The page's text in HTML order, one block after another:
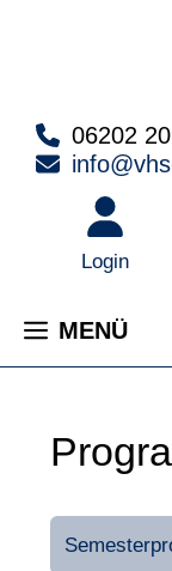
06202
Login
MENÜ